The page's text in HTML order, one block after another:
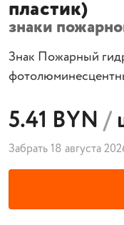
пластик)
знаки
Знак Пожарный
5.41 BYN/
Забрать 18 августа